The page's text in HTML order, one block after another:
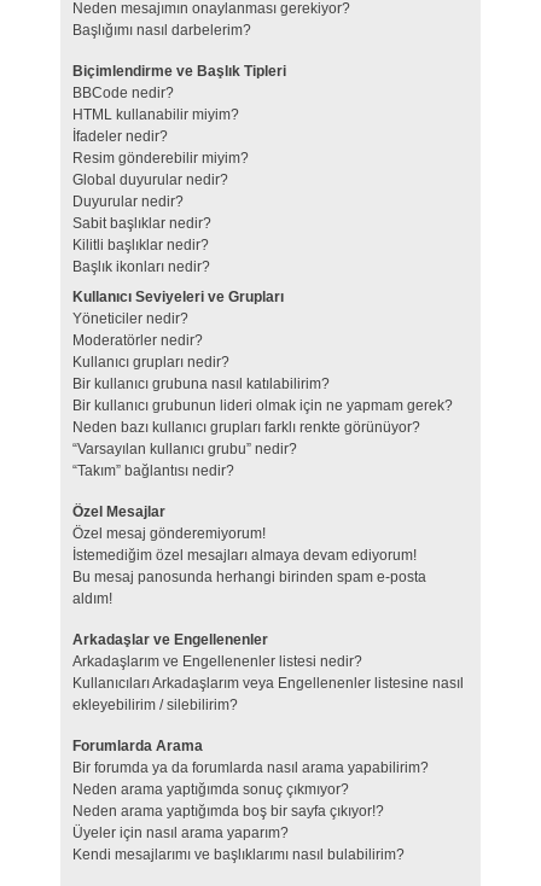
Neden mesajımın onaylanması gerekiyor?
Başlığımı nasıl darbelerim?
Biçimlendirme ve Başlık Tipleri
BBCode nedir?
HTML kullanabilir miyim?
İfadeler nedir?
Resim gönderebilir miyim?
Global duyurular nedir?
Duyurular nedir?
Sabit başlıklar nedir?
Kilitli başlıklar nedir?
Başlık ikonları nedir?
Kullanıcı Seviyeleri ve Grupları
Yöneticiler nedir?
Moderatörler nedir?
Kullanıcı grupları nedir?
Bir kullanıcı grubuna nasıl katılabilirim?
Bir kullanıcı grubunun lideri olmak için ne yapmam gerek?
Neden bazı kullanıcı grupları farklı renkte görünüyor?
“Varsayılan kullanıcı grubu” nedir?
“Takım” bağlantısı nedir?
Özel Mesajlar
Özel mesaj gönderemiyorum!
İstemediğim özel mesajları almaya devam ediyorum!
Bu mesaj panosunda herhangi birinden spam e-posta
aldım!
Arkadaşlar ve Engellenenler
Arkadaşlarım ve Engellenenler listesi nedir?
Kullanıcıları Arkadaşlarım veya Engellenenler listesine nasıl
ekleyebilirim / silebilirim?
Forumlarda Arama
Bir forumda ya da forumlarda nasıl arama yapabilirim?
Neden arama yaptığımda sonuç çıkmıyor?
Neden arama yaptığımda boş bir sayfa çıkıyor!?
Üyeler için nasıl arama yaparım?
Kendi mesajlarımı ve başlıklarımı nasıl bulabilirim?